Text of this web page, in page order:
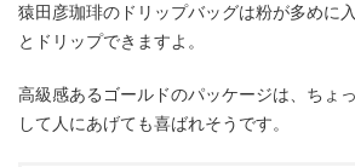
猿田彦珈琲のドリップバッグは粉が多めに
とドリップできますよ。
高級感あるゴールドのパッケージは、ちょ
して人にあげても喜ばれそうです。